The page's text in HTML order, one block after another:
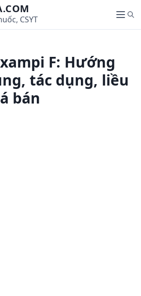
CSYT
M
e
S
e
F: Hướng
tác dụng, liều
bán